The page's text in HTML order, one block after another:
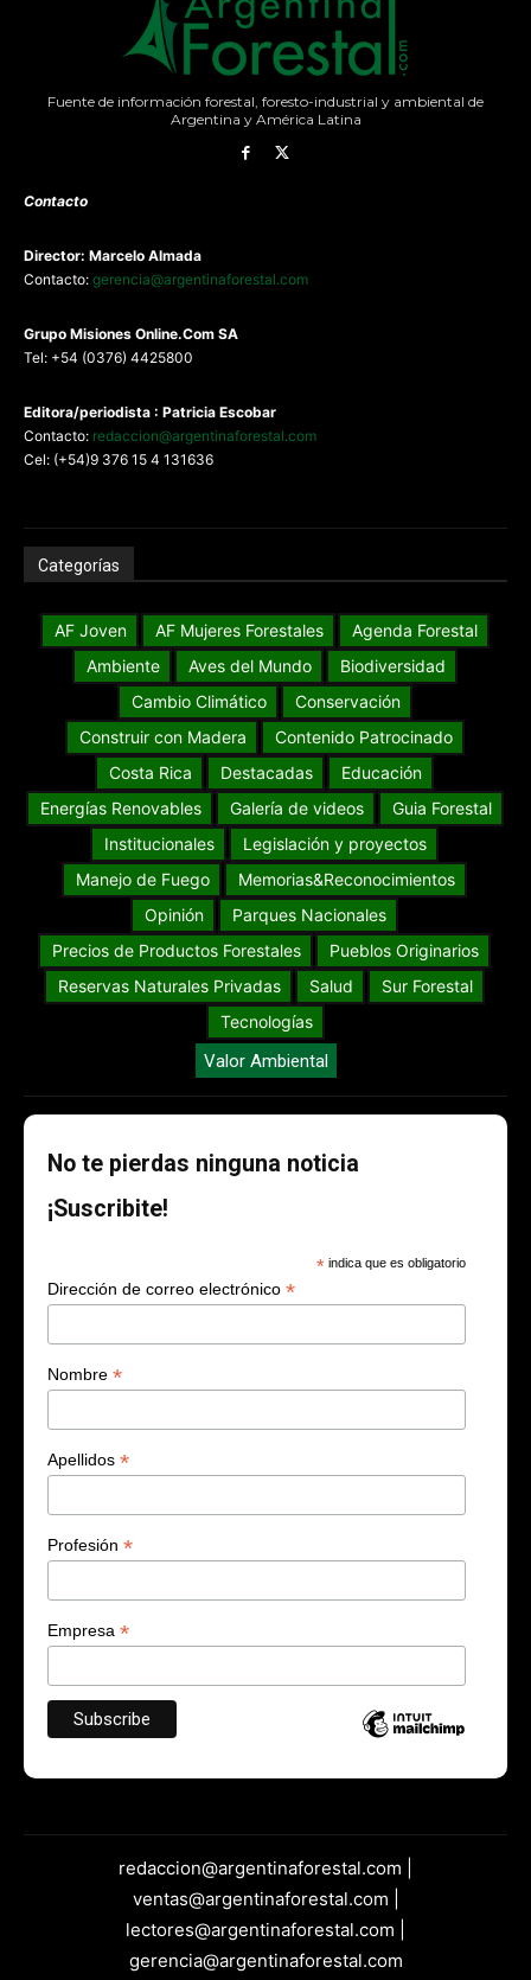
Fuente de información forestal, foresto-industrial y ambiental de
Argentina y América Latina
Contacto
Director: Marcelo Almada
Contacto: gerencia@argentinaforestal.com
Grupo Misiones Online.Com SA
Tel: +54 (0376) 4425800
Editora/periodista : Patricia Escobar
Contacto: redaccion@argentinaforestal.com
Cel: (+54)9 376 15 4 131636
Categorías
AF Joven AF Mujeres Forestales
Agenda Forestal
Ambiente
Aves del Mundo
Biodiversidad
Cambio Climático
Conservación
Construir con Madera
Contenido Patrocinado
Costa Rica
Destacadas
Educación
Energías Renovables
Galería de videos
Guia Forestal
Institucionales
Legislación y proyectos
Manejo de Fuego
Memorias&Reconocimientos
Opinión
Parques Nacionales
Precios de Productos Forestales
Pueblos Originarios
Reservas Naturales Privadas
Salud
Sur Forestal
Tecnologías
Valor Ambiental
No te pierdas ninguna noticia
¡Suscribite!
* indica que es obligatorio
Dirección de correo electrónico *
Nombre *
Apellidos *
Profesión *
Empresa *
redaccion@argentinaforestal.com |
ventas@argentinaforestal.com |
lectores@argentinaforestal.com |
gerencia@argentinaforestal.com